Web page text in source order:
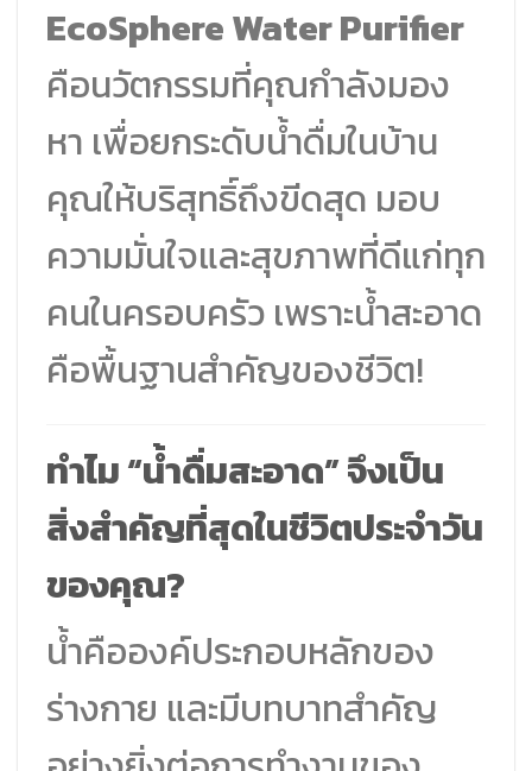
EcoSphere Water Purifier
คือนวัตกรรมที่คุณกำลังมอง
หา เพื่อยกระดับน้ำดื่มในบ้าน
คุณให้บริสุทธิ์ถึงขีดสุด มอบ
ความมั่นใจและสุขภาพที่ดีแก่ทุก
คนในครอบครัว เพราะน้ำสะอาด
คือพื้นฐานสำคัญของชีวิต!
ทำไม “น้ำดื่มสะอาด” จึงเป็น
สิ่งสำคัญที่สุดในชีวิตประจำวัน
ของคุณ?
น้ำคือองค์ประกอบหลักของ
ร่างกาย และมีบทบาทสำคัญ